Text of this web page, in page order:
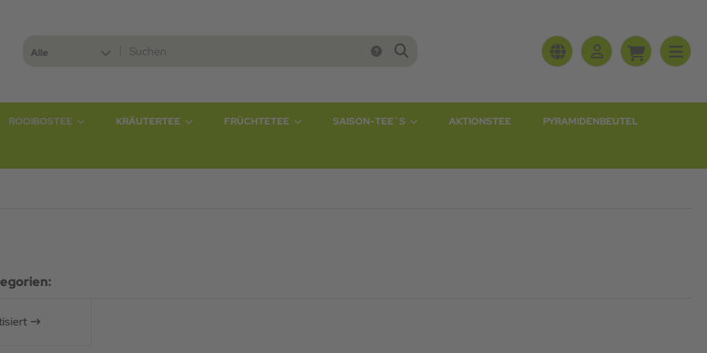
Alle
ROOIBOSTEE KRÄUTERTEE FRÜCHTETEE SAISON-TEE`S AKTIONSTEE PYRAMIDENBEUTEL